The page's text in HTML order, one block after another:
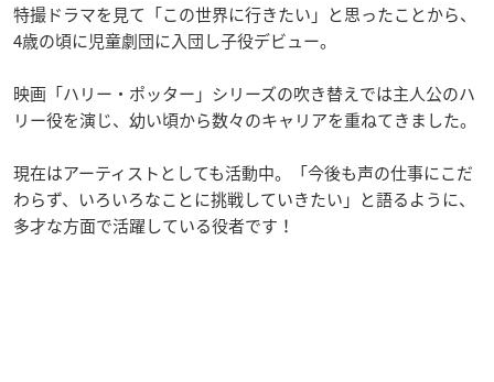
特撮ドラマを見て「この世界に行きたい」と思ったことから、
4歳の頃に児童劇団に入団し子役デビュー。
映画「ハリー・ポッター」シリーズの吹き替えでは主人公のハ
リー役を演じ、幼い頃から数々のキャリアを重ねてきました。
現在はアーティストとしても活動中。「今後も声の仕事にこだ
わらず、いろいろなことに挑戦していきたい」と語るように、
多才な方面で活躍している役者です！